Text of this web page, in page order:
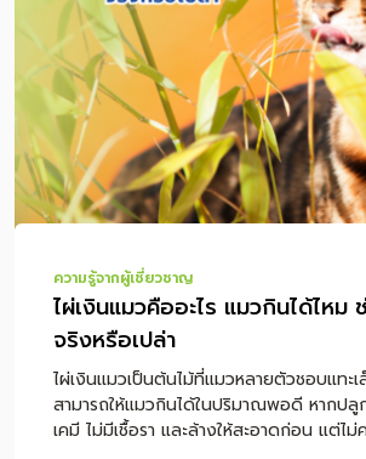
ความรู้จากผู้เชี่ยวชาญ
ไผ่เงินแมวคืออะไร แมวกินได้ไห
จริงหรือเปล่า
ไผ่เงินแมวเป็นต้นไม้ที่แมวหลายตัวชอบแทะ
สามารถให้แมวกินได้ในปริมาณพอดี หากป
เคมี ไม่มีเชื้อรา และล้างให้สะอาดก่อน แต่ไม่